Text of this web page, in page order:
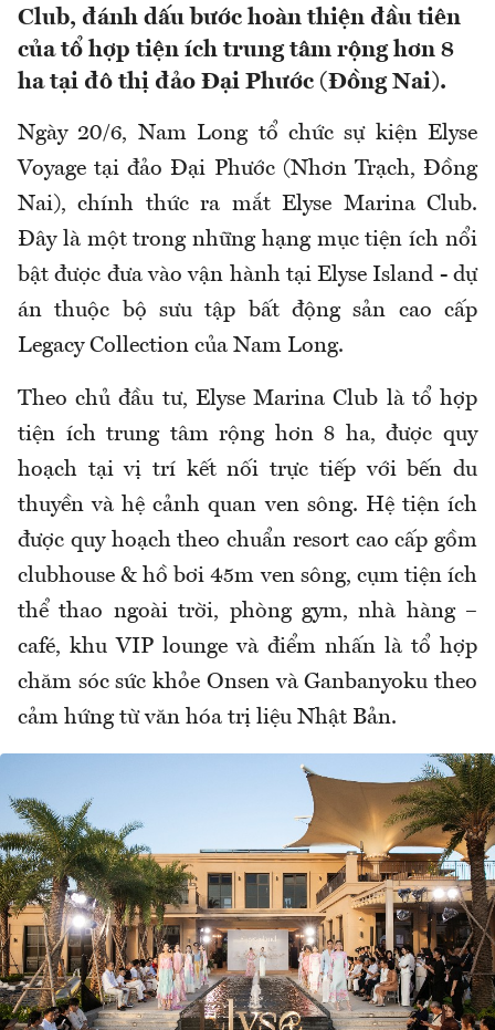
Club, đánh dấu bước hoàn thiện đầu tiên
của tổ hợp tiện ích trung tâm rộng hơn 8
ha tại đô thị đảo Đại Phước (Đồng Nai).
Ngày 20/6, Nam Long tổ chức sự kiện Elyse
Voyage tại đảo Đại Phước (Nhơn Trạch, Đồng
Nai), chính thức ra mắt Elyse Marina Club.
Đây là một trong những hạng mục tiện ích nổi
bật được đưa vào vận hành tại Elyse Island - dự
án thuộc bộ sưu tập bất động sản cao cấp
Legacy Collection của Nam Long.
Theo chủ đầu tư, Elyse Marina Club là tổ hợp
tiện ích trung tâm rộng hơn 8 ha, được quy
hoạch tại vị trí kết nối trực tiếp với bến du
thuyền và hệ cảnh quan ven sông. Hệ tiện ích
được quy hoạch theo chuẩn resort cao cấp gồm
clubhouse & hồ bơi 45m ven sông, cụm tiện ích
thể thao ngoài trời, phòng gym, nhà hàng –
café, khu VIP lounge và điểm nhấn là tổ hợp
chăm sóc sức khỏe Onsen và Ganbanyoku theo
cảm hứng từ văn hóa trị liệu Nhật Bản.